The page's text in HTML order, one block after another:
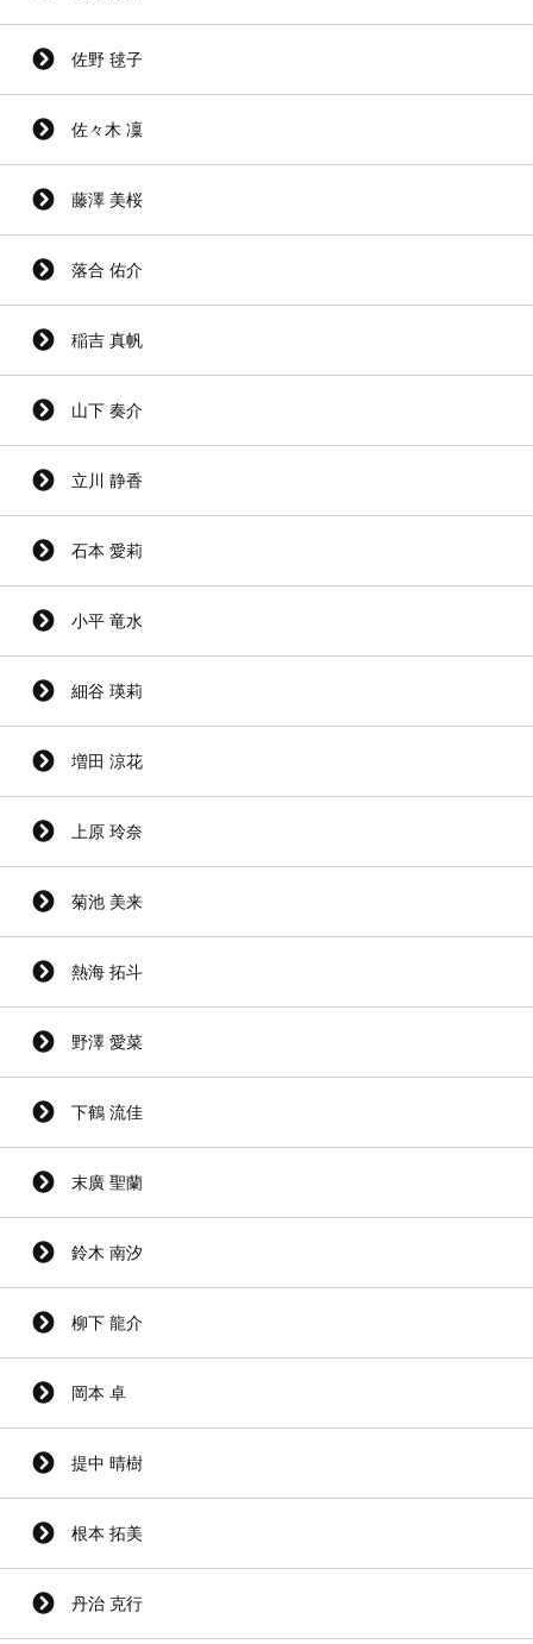
佐野 毬子
佐々木 凜
藤澤 美桜
落合 佑介
稲吉 真帆
山下 奏介
立川 静香
石本 愛莉
小平 竜水
細谷 瑛莉
増田 涼花
上原 玲奈
菊池 美来
熱海 拓斗
野澤 愛菜
下鶴 流佳
末廣 聖蘭
鈴木 南汐
柳下 龍介
岡本 卓
提中 晴樹
根本 拓美
丹治 克行